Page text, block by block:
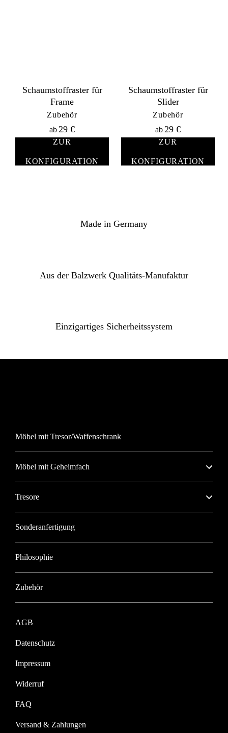
Schaumstoffraster für
Frame
Zubehör
ab29 €
ZUR
KONFIGURATION
Schaumstoffraster für
Slider
Zubehör
ab29 €
ZUR
KONFIGURATION
Made in Germany
Aus der Balzwerk Qualitäts-Manufaktur
Einzigartiges Sicherheitssystem
Möbel mit Tresor/Waffenschrank
Möbel mit Geheimfach
Tresore
Sonderanfertigung
Philosophie
Zubehör
AGB
Datenschutz
Impressum
Widerruf
FAQ
Versand & Zahlungen